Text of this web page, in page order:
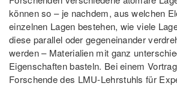
können so – je nachdem, aus welchen
einzelnen Lagen bestehen, wie viele
diese parallel oder gegeneinander
werden – Materialien mit ganz
Eigenschaften basteln. Bei einem
Forschende des LMU-Lehrstuhls für